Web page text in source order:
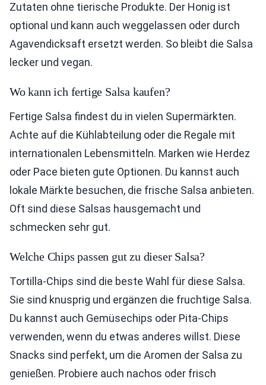
Zutaten ohne tierische Produkte. Der Honig ist
optional und kann auch weggelassen oder durch
Agavendicksaft ersetzt werden. So bleibt die Salsa
lecker und vegan.
Wo kann ich fertige Salsa kaufen?
Fertige Salsa findest du in vielen Supermärkten.
Achte auf die Kühlabteilung oder die Regale mit
internationalen Lebensmitteln. Marken wie Herdez
oder Pace bieten gute Optionen. Du kannst auch
lokale Märkte besuchen, die frische Salsa anbieten.
Oft sind diese Salsas hausgemacht und
schmecken sehr gut.
Welche Chips passen gut zu dieser Salsa?
Tortilla-Chips sind die beste Wahl für diese Salsa.
Sie sind knusprig und ergänzen die fruchtige Salsa.
Du kannst auch Gemüsechips oder Pita-Chips
verwenden, wenn du etwas anderes willst. Diese
Snacks sind perfekt, um die Aromen der Salsa zu
genießen. Probiere auch nachos oder frisch